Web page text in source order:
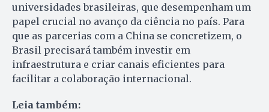
universidades brasileiras, que desempenham um
papel crucial no avanço da ciência no país. Para
que as parcerias com a China se concretizem, o
Brasil precisará também investir em
infraestrutura e criar canais eficientes para
facilitar a colaboração internacional.
Leia também: